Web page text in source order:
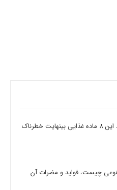
مصرف بیش از حد این 8 ماده غذایی بینهایت خطرناک
چیست، فواید و مضرات آن